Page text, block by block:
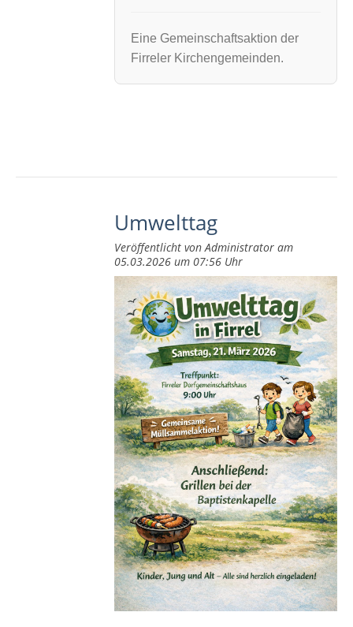
Eine Gemeinschaftsaktion der
Firreler Kirchengemeinden.
Umwelttag
Veröffentlicht von Administrator am
05.03.2026 um 07:56 Uhr